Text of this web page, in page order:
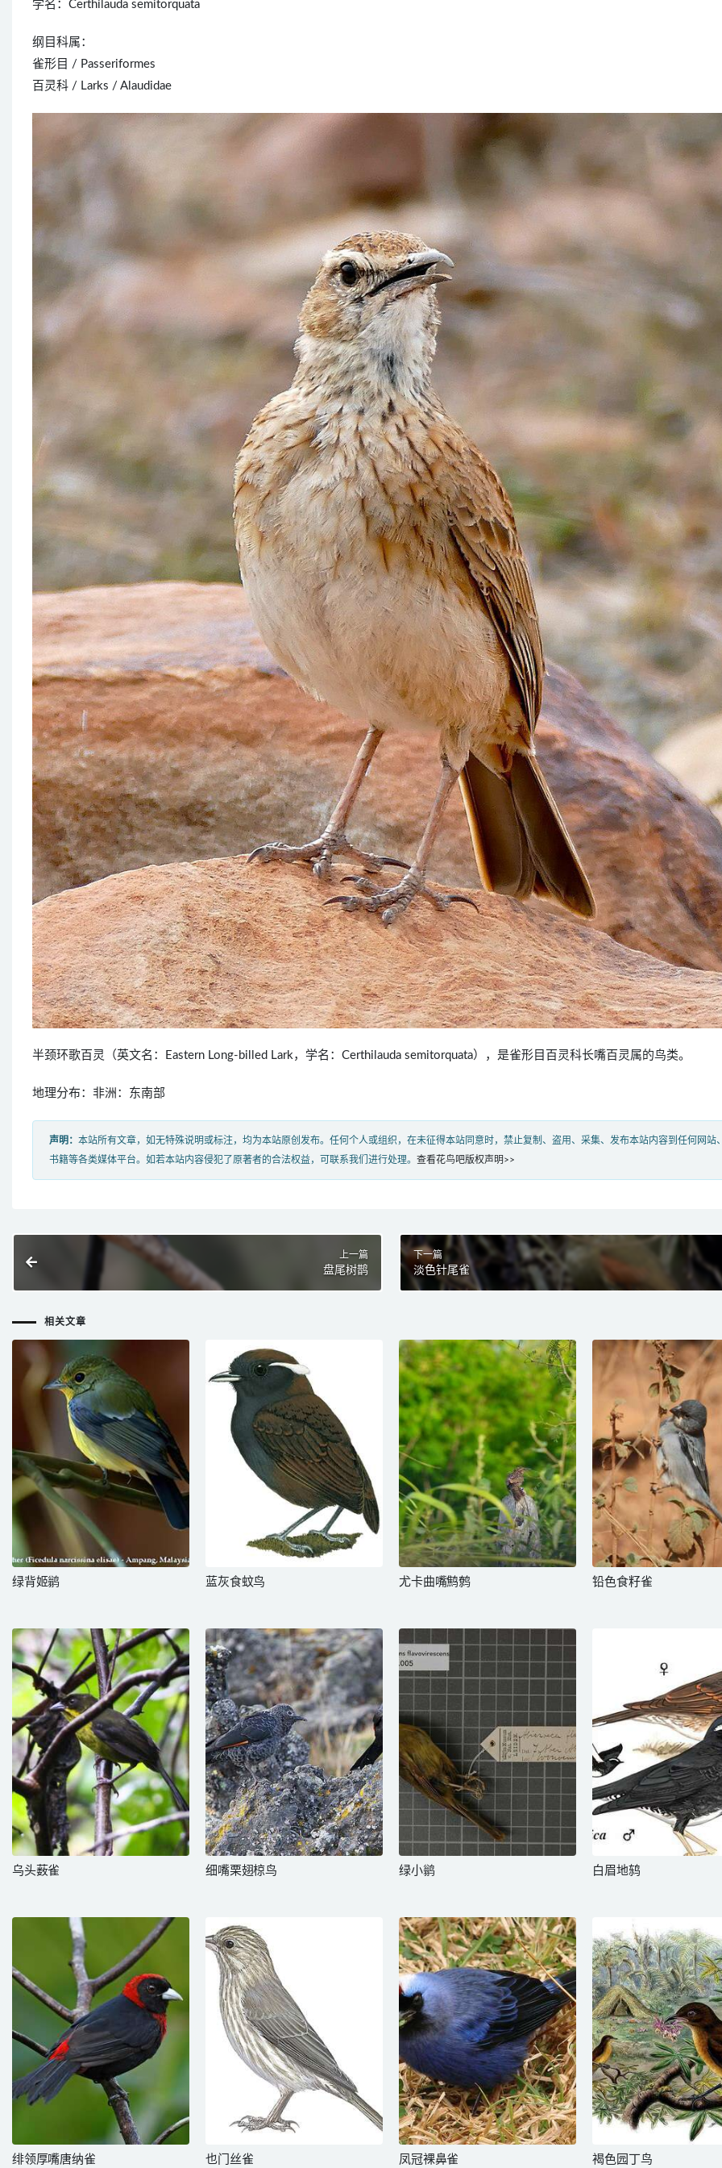
学名：Certhilauda semitorquata
纲目科属：
雀形目 / Passeriformes
百灵科 / Larks / Alaudidae
半颈环歌百灵（英文名：Eastern Long-billed Lark，学名：Certhilauda semitorquata），是雀形目百灵科长嘴百灵属的鸟类。
地理分布：非洲：东南部
声明： 本站所有文章，如无特殊说明或标注，均为本站原创发布。任何个人或组织，在未征得本站同意时，禁止复制、盗用、采集、发布本站内容到任何网站
书籍等各类媒体平台。如若本站内容侵犯了原著者的合法权益，可联系我们进行处理。 查看花鸟吧版权声明>>
上一篇
盘尾树鹊
下一篇
淡色针尾雀
相关文章
绿背姬鹟 蓝灰食蚊鸟 尤卡曲嘴鹪鹩 铅色食籽雀
乌头薮雀 细嘴栗翅椋鸟 绿小鹟 白眉地鸫
绯领厚嘴唐纳雀 也门丝雀 凤冠裸鼻雀 褐色园丁鸟